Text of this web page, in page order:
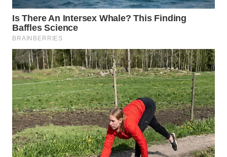
WN
KALTENG
WN
KALTARA
WN
KALSEL
WN
KALTIM